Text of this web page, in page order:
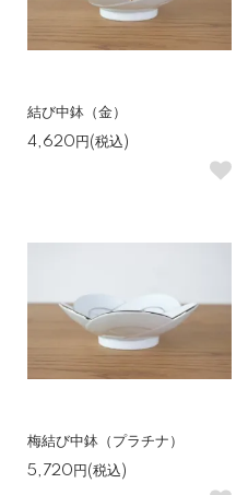
結び中鉢（金）
4,620円(税込)
梅結び中鉢（プラチナ）
5,720円(税込)